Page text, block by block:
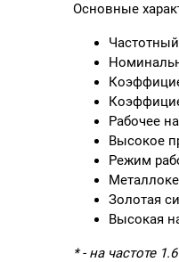
Основные
Рабочее
Высокое
Режим
Золотая
Высокая
* - на частоте